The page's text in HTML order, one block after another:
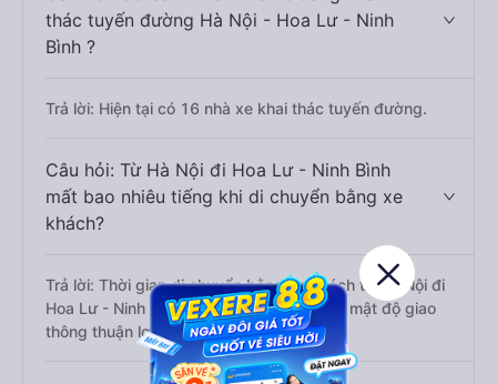
thác tuyến đường Hà Nội - Hoa Lư - Ninh
Bình ?
Trả lời: Hiện tại có 16 nhà xe khai thác tuyến đường.
Câu hỏi: Từ Hà Nội đi Hoa Lư - Ninh Bình
mất bao nhiêu tiếng khi di chuyển bằng xe
khách?
Trả lời: Thời gian di chuyển bằng xe khách từ Hà Nội đi
Hoa Lư - Ninh Bình khoảng 2.1 tiếng, nếu mật độ giao
thông thuận lợi.